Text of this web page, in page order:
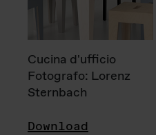
Cucina d'ufficio
Fotografo: Lorenz
Sternbach
Download